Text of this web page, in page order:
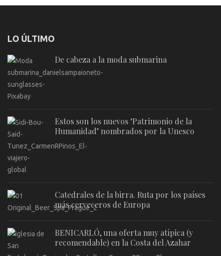
LO ÚLTIMO
De cabeza a la moda submarina
Estos son los nuevos ‘Patrimonio de la
Humanidad’ nombrados por la Unesco
Catedrales de la birra. Ruta por los países
más cerveceros de Europa
BENICARLÓ, una oferta muy atípica (y
recomendable) en la Costa del Azahar